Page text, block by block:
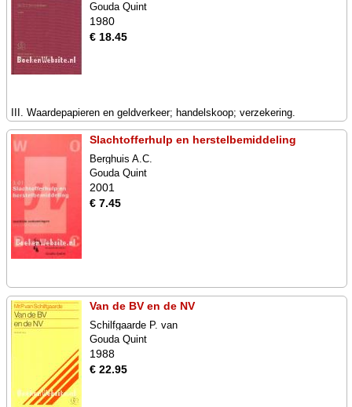
Gouda Quint
1980
€ 18.45
III. Waardepapieren en geldverkeer; handelskoop; verzekering.
Slachtofferhulp en herstelbemiddeling
Berghuis A.C.
Gouda Quint
2001
€ 7.45
Van de BV en de NV
Schilfgaarde P. van
Gouda Quint
1988
€ 22.95